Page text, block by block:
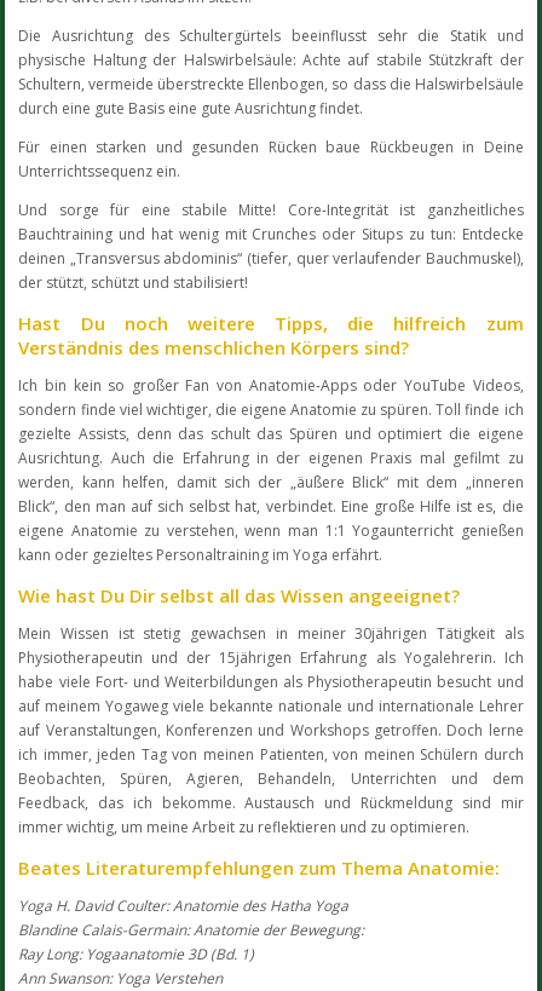
Die Ausrichtung des Schultergürtels beeinflusst sehr die Statik und
physische Haltung der Halswirbelsäule: Achte auf stabile Stützkraft der
Schultern, vermeide überstreckte Ellenbogen, so dass die Halswirbelsäule
durch eine gute Basis eine gute Ausrichtung findet.
Für einen starken und gesunden Rücken baue Rückbeugen in Deine
Unterrichtssequenz ein.
Und sorge für eine stabile Mitte! Core-Integrität ist ganzheitliches
Bauchtraining und hat wenig mit Crunches oder Situps zu tun: Entdecke
deinen „Transversus abdominis“ (tiefer, quer verlaufender Bauchmuskel),
der stützt, schützt und stabilisiert!
Hast Du noch weitere Tipps, die hilfreich zum
Verständnis des menschlichen Körpers sind?
Ich bin kein so großer Fan von Anatomie-Apps oder YouTube Videos,
sondern finde viel wichtiger, die eigene Anatomie zu spüren. Toll finde ich
gezielte Assists, denn das schult das Spüren und optimiert die eigene
Ausrichtung. Auch die Erfahrung in der eigenen Praxis mal gefilmt zu
werden, kann helfen, damit sich der „äußere Blick“ mit dem „inneren
Blick“, den man auf sich selbst hat, verbindet. Eine große Hilfe ist es, die
eigene Anatomie zu verstehen, wenn man 1:1 Yogaunterricht genießen
kann oder gezieltes Personaltraining im Yoga erfährt.
Wie hast Du Dir selbst all das Wissen angeeignet?
Mein Wissen ist stetig gewachsen in meiner 30jährigen Tätigkeit als
Physiotherapeutin und der 15jährigen Erfahrung als Yogalehrerin. Ich
habe viele Fort- und Weiterbildungen als Physiotherapeutin besucht und
auf meinem Yogaweg viele bekannte nationale und internationale Lehrer
auf Veranstaltungen, Konferenzen und Workshops getroffen. Doch lerne
ich immer, jeden Tag von meinen Patienten, von meinen Schülern durch
Beobachten, Spüren, Agieren, Behandeln, Unterrichten und dem
Feedback, das ich bekomme. Austausch und Rückmeldung sind mir
immer wichtig, um meine Arbeit zu reflektieren und zu optimieren.
Beates Literaturempfehlungen zum Thema Anatomie:
Yoga H. David Coulter: Anatomie des Hatha Yoga
Blandine Calais-Germain: Anatomie der Bewegung:
Ray Long: Yogaanatomie 3D (Bd. 1)
Ann Swanson: Yoga Verstehen